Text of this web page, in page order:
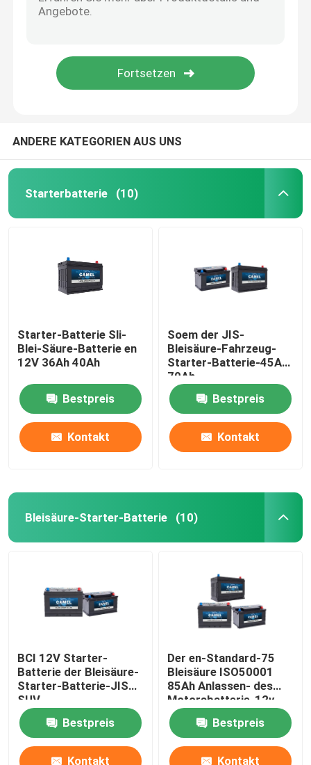
Produkte
Über uns
Fabrik-Ausflug
ANDERE KATEGORIEN AUS UNS
Starterbatterie (10)
Starter-Batterie Sli-
Blei-Säure-Batterie en
12V 36Ah 40Ah
Bestpreis
Kontakt
Soem der JIS-
Bleisäure-Fahrzeug-
Starter-Batterie-45Ah
70Ah
Bestpreis
Kontakt
Bleisäure-Starter-Batterie (10)
BCI 12V Starter-
Batterie der Bleisäure-
Starter-Batterie-JIS
SUV
Bestpreis
Kontakt
Der en-Standard-75
Bleisäure ISO50001
85Ah Anlassen- des
Motorsbatterie-12v
80ah
Bestpreis
Kontakt